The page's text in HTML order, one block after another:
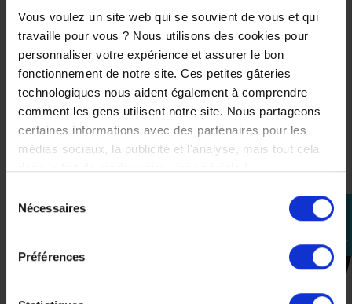
Vous voulez un site web qui se souvient de vous et qui
travaille pour vous ? Nous utilisons des cookies pour
personnaliser votre expérience et assurer le bon
fonctionnement de notre site. Ces petites gâteries
technologiques nous aident également à comprendre
comment les gens utilisent notre site. Nous partageons
certaines informations avec des partenaires pour les
médias sociaux, la publicité et l'analyse, mais tout cela
Nécessaires
Préférences
perm_identity
connecter
Blouson
Ixon
Fresh
Navy
149,99 €
-50%
75,00 €
SUSCEPTIBLES DE VOUS